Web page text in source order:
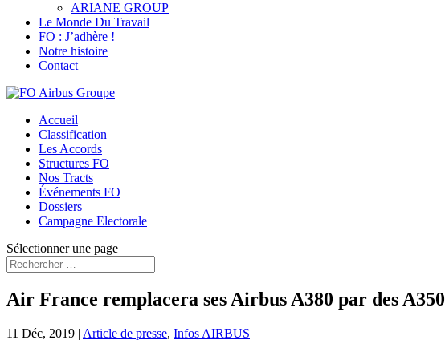
ARIANE GROUP
Le Monde Du Travail
FO : J’adhère !
Notre histoire
Contact
Accueil
Classification
Les Accords
Structures FO
Nos Tracts
Événements FO
Dossiers
Campagne Electorale
Sélectionner une page
Air France remplacera ses Airbus A380 par des A350
11 Déc, 2019 | Article de presse, Infos AIRBUS